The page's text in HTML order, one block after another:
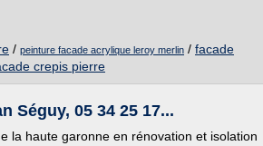
/ peinture facade acrylique leroy merlin / facade
crepis pierre
Séguy, 05 34 25 17...
la haute garonne en rénovation et isolation